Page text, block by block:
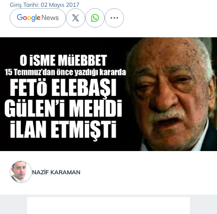
Giriş Tarihi: 02 Mayıs 2017
NAZIF KARAMAN